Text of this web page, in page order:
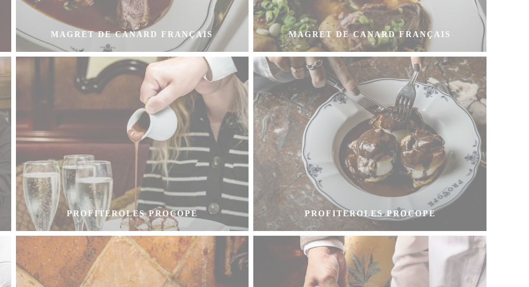
MAGRET DE CANARD FRANÇAIS MAGRET DE CANARD FRANÇAIS
PROFITEROLES PROCOPE PROFITEROLES PROCOPE